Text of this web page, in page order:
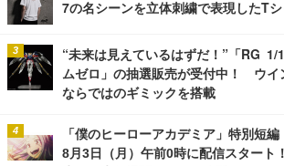
7の名シーンを立体刺繍で表現したT
“未来は見えているはずだ！”「RG
ムゼロ」の抽選販売が受付中！ ウイ
ならではのギミックを搭載
「僕のヒーローアカデミア」特別短
8月3日（月）午前0時に配信スタート